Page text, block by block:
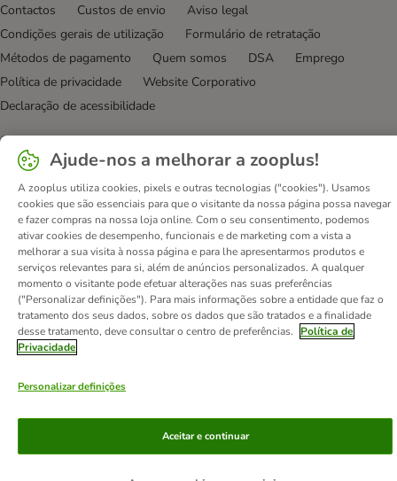
Contactos Custos de envio
Aviso legal
Condições gerais de utilização
Formulário de retratação
Métodos de pagamento
Quem somos DSA
Emprego
Política de privacidade
Website Corporativo
Declaração de acessibilidade
© zooplus SE2026
Ajude-nos a melhorar a zooplus!
A zooplus utiliza cookies, pixels e outras tecnologias ("cookies"). Usamos
cookies que são essenciais para que o visitante da nossa página possa navegar
e fazer compras na nossa loja online. Com o seu consentimento, podemos
ativar cookies de desempenho, funcionais e de marketing com a vista a
melhorar a sua visita à nossa página e para lhe apresentarmos produtos e
serviços relevantes para si, além de anúncios personalizados. A qualquer
momento o visitante pode efetuar alterações nas suas preferências
("Personalizar definições"). Para mais informações sobre a entidade que faz o
tratamento dos seus dados, sobre os dados que são tratados e a finalidade
desse tratamento, deve consultar o centro de preferências.
Política de
Privacidade
Personalizar definições
Aceitar e continuar